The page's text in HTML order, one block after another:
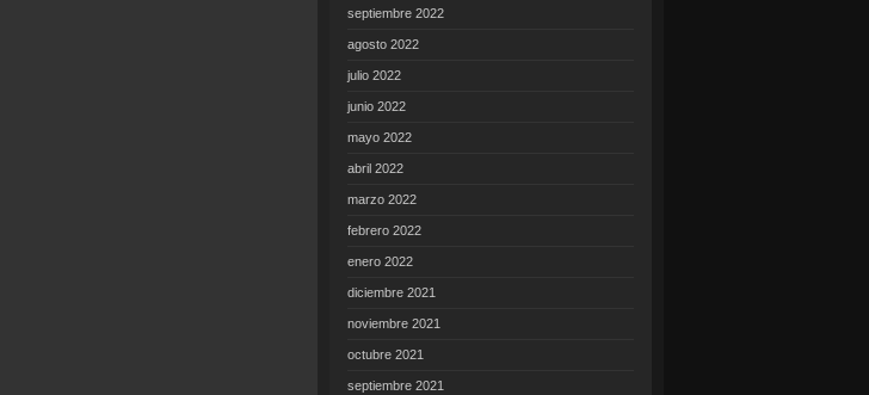
septiembre 2022
agosto 2022
julio 2022
junio 2022
mayo 2022
abril 2022
marzo 2022
febrero 2022
enero 2022
diciembre 2021
noviembre 2021
octubre 2021
septiembre 2021